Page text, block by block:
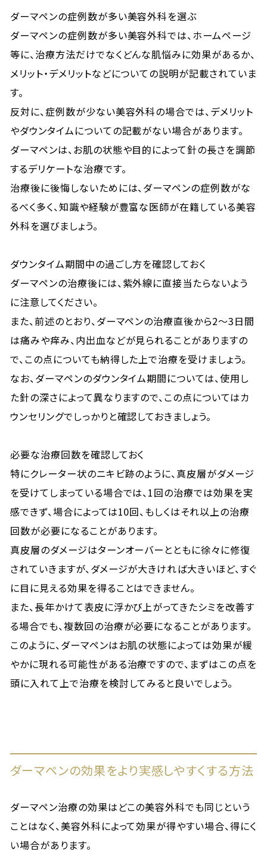
ダーマペンの症例数が多い美容外科を選ぶ
ダーマペンの症例数が多い美容外科では、ホームページ
等に、治療方法だけでなくどんな肌悩みに効果があるか、
メリット・デメリットなどについての説明が記載されていま
す。
反対に、症例数が少ない美容外科の場合では、デメリット
やダウンタイムについての記載がない場合があります。
ダーマペンは、お肌の状態や目的によって針の長さを調節
するデリケートな治療です。
治療後に後悔しないためには、ダーマペンの症例数がな
るべく多く、知識や経験が豊富な医師が在籍している美容
外科を選びましょう。
ダウンタイム期間中の過ごし方を確認しておく
ダーマペンの治療後には、紫外線に直接当たらないよう
に注意してください。
また、前述のとおり、ダーマペンの治療直後から2～3日間
は痛みや痒み、内出血などが見られることがありますの
で、この点についても納得した上で治療を受けましょう。
なお、ダーマペンのダウンタイム期間については、使用し
た針の深さによって異なりますので、この点についてはカ
ウンセリングでしっかりと確認しておきましょう。
必要な治療回数を確認しておく
特にクレーター状のニキビ跡のように、真皮層がダメージ
を受けてしまっている場合では、1回の治療では効果を実
感できず、場合によっては10回、もしくはそれ以上の治療
回数が必要になることがあります。
真皮層のダメージはターンオーバーとともに徐々に修復
されていきますが、ダメージが大きければ大きいほど、すぐ
に目に見える効果を得ることはできません。
また、長年かけて表皮に浮かび上がってきたシミを改善す
る場合でも、複数回の治療が必要になることがあります。
このように、ダーマペンはお肌の状態によっては効果が緩
やかに現れる可能性がある治療ですので、まずはこの点を
頭に入れて上で治療を検討してみると良いでしょう。
ダーマペンの効果をより実感しやすくする方法
ダーマペン治療の効果はどこの美容外科でも同じという
ことはなく、美容外科によって効果が得やすい場合、得にく
い場合があります。